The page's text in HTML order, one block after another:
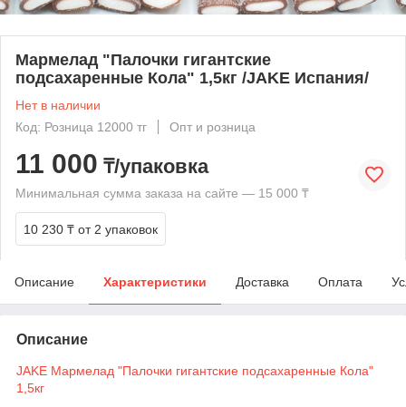
Мармелад "Палочки гигантские
подсахаренные Кола" 1,5кг /JAKE Испания/
Нет в наличии
Код: Розница 12000 тг
Опт и розница
11 000 ₸/упаковка
Минимальная сумма заказа на сайте — 15 000 ₸
10 230 ₸ от 2 упаковок
Описание Характеристики Доставка Оплата
Описание
JAKE Мармелад "Палочки гигантские подсахаренные Кола"
1,5кг